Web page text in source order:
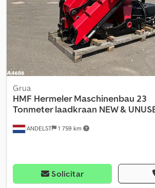
ANDELST 1 759 km
Grua
HMF Hermeler Maschinenbau 23
Tonmeter laadkraan NEW &
Solicitar